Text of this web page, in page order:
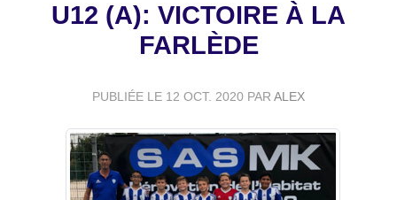
U12 (A): VICTOIRE À LA
FARLÈDE
PUBLIÉE LE 12 OCT. 2020 PAR ALEX